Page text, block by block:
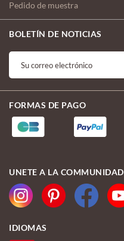
Pedido de muestra
BOLETÍN DE NOTICIAS
FORMAS DE PAGO
UNETE A LA COMMUNIDAD
IDIOMAS